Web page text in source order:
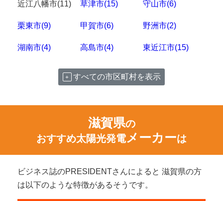
近江八幡市(11) 草津市(15) 守山市(6)
栗東市(9) 甲賀市(6) 野洲市(2)
湖南市(4) 高島市(4) 東近江市(15)
すべての市区町村を表示
滋賀県の
おすすめ太陽光発電メーカーは
ビジネス誌のPRESIDENTさんによると 滋賀県の方
は以下のような特徴があるそうです。